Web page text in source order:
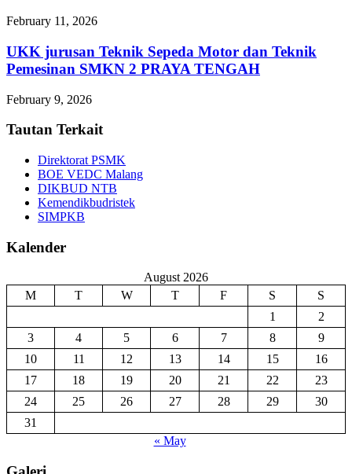
February 11, 2026
UKK jurusan Teknik Sepeda Motor dan Teknik
Pemesinan SMKN 2 PRAYA TENGAH
February 9, 2026
Tautan Terkait
Direktorat PSMK
BOE VEDC Malang
DIKBUD NTB
Kemendikbudristek
SIMPKB
Kalender
August 2026
M
T W T F S
S
1
2
3
4 5 6 7 8
9
10
11 12 13 14 15
16
17
18 19 20 21 22
23
24
25 26 27 28 29
30
31
« May